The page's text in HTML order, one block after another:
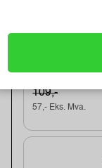
71,-
109,-
57,- Eks. Mva.